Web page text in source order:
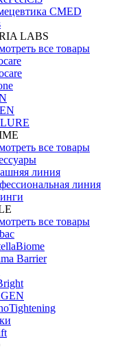
CMED
LABS
все товары
все товары
линия
линия
все товары
Barrier